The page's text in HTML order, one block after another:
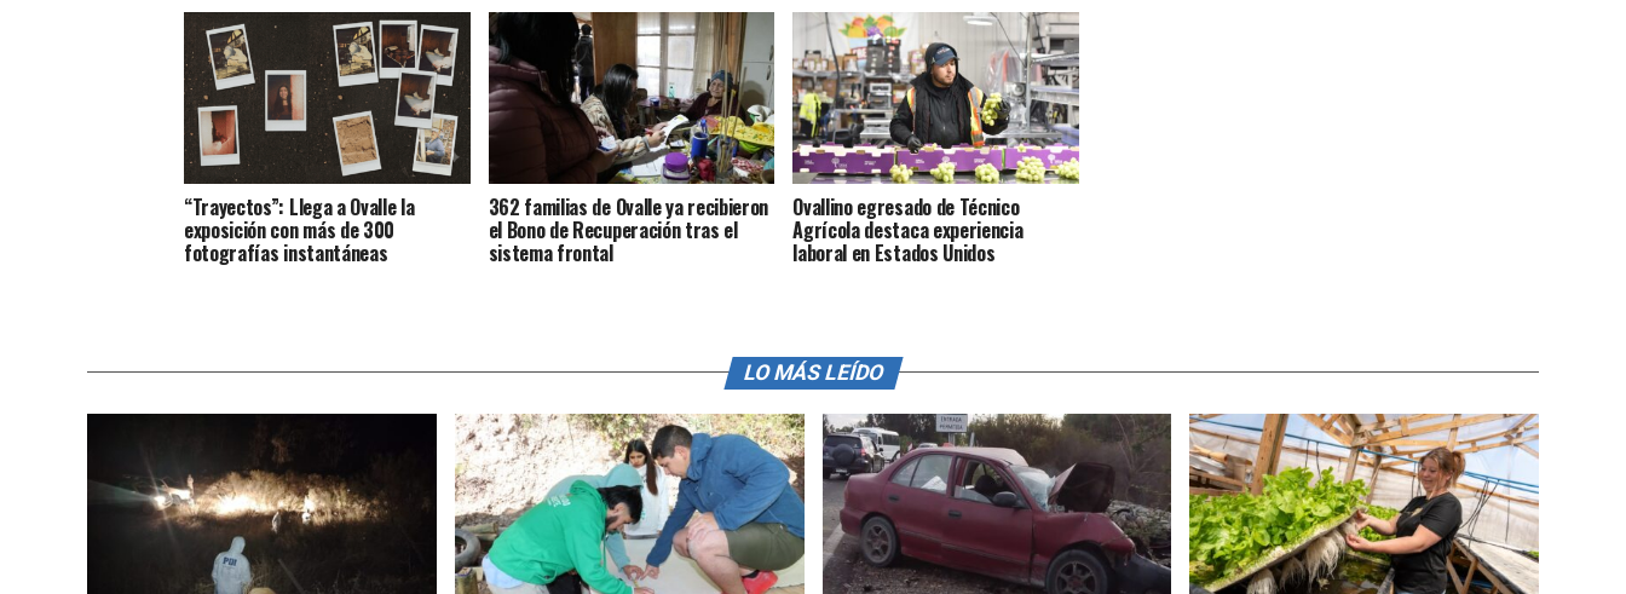
“Trayectos”: Llega a Ovalle la
exposición con más de 300
fotografías instantáneas
362 familias de Ovalle ya recibieron
el Bono de Recuperación tras el
sistema frontal
Ovallino egresado de Técnico
Agrícola destaca experiencia
laboral en Estados Unidos
LO MÁS LEÍDO